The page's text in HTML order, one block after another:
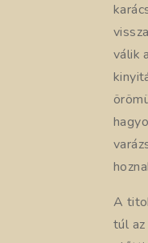
válik
A
túl